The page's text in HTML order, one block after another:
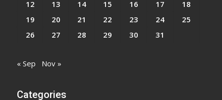
12
13 14 15 16 17
18
19
20 21 22 23 24
25
26
27 28 29 30 31
« Sep Nov »
Categories